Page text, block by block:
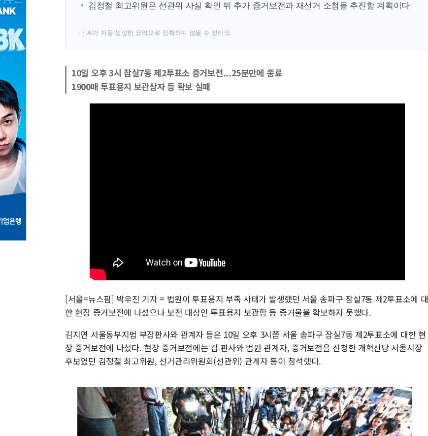
김정철 최고위원은 선관위 사실 확인 뒤 추가 증거보전과 재선거 소청을 추진할 계획이다
! AI가 자동 생성한 요약으로 정확하지 않을 수 있어요.
10일 오후 3시 잠실7동 제2투표소 증거보전...25분만에 종료
1900매 투표용지 보관상자 등 확보 실패
[서울=뉴스핌] 박우진 기자 = 법원이 투표용지 부족 사태가 발생했던 서울 송파구 잠실7동 제2투표소에 대
한 현장 증거보전에 나섰으나 보전 대상인 투표용지 보관함 등 증거물을 확보하지 못했다.
김지연 서울동부지법 부장판사와 관계자 등은 10일 오후 3시쯤 서울 송파구 잠실7동 제2투표소에 대한 현
장 증거보전에 나섰다. 현장 증거보전에는 김 판사와 법원 관계자, 증거보전을 신청한 개혁신당 서울시장
후보였던 김정철 최고위원, 선거관리위원회(선관위) 관계자 등이 참석했다.